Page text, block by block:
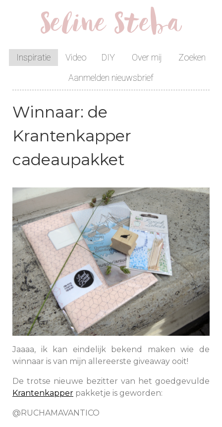
Seline Steba
Inspiratie Video DIY Over mij
Zoeken
Aanmelden nieuwsbrief
Winnaar: de
Krantenkapper
cadeaupakket
Jaaaa, ik kan eindelijk bekend maken wie de
winnaar is van mijn allereerste giveaway ooit!
De trotse nieuwe bezitter van het goedgevulde
Krantenkapper pakketje is geworden:
@RUCHAMAVANTICO